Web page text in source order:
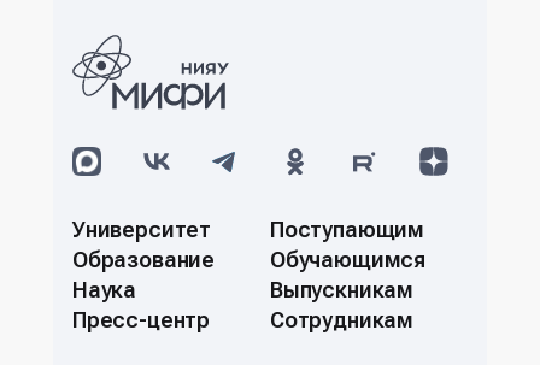
Университет
Образование
Наука
Пресс-центр
Поступающим
Обучающимся
Выпускникам
Сотрудникам